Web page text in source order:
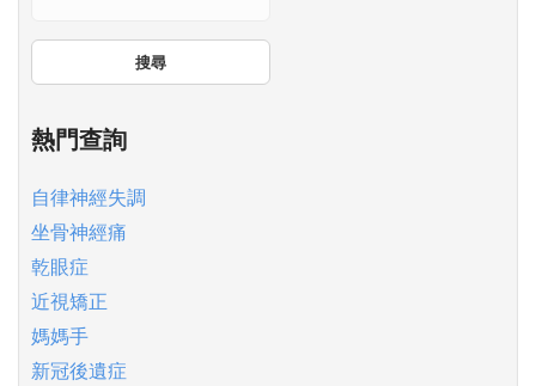
搜尋
熱門查詢
自律神經失調
坐骨神經痛
乾眼症
近視矯正
媽媽手
新冠後遺症